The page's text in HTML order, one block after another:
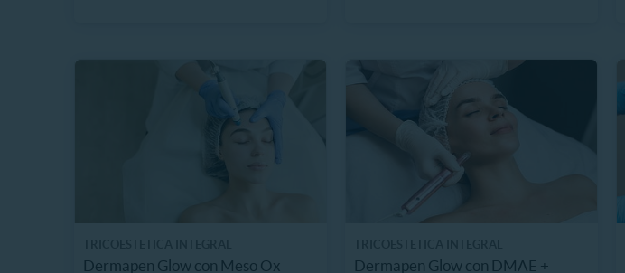
Dermapen Glow con Meso Ox
Dermapen Glow con DMAE +